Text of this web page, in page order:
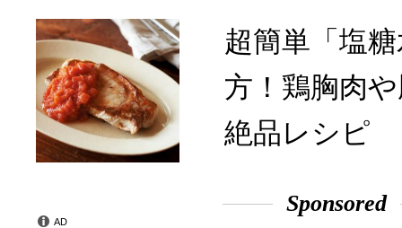
超簡単「塩
方！鶏胸肉
絶品レシピ
Sponsored
AD